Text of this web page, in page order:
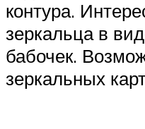
контура.
зеркальца в
бабочек.
зеркальных